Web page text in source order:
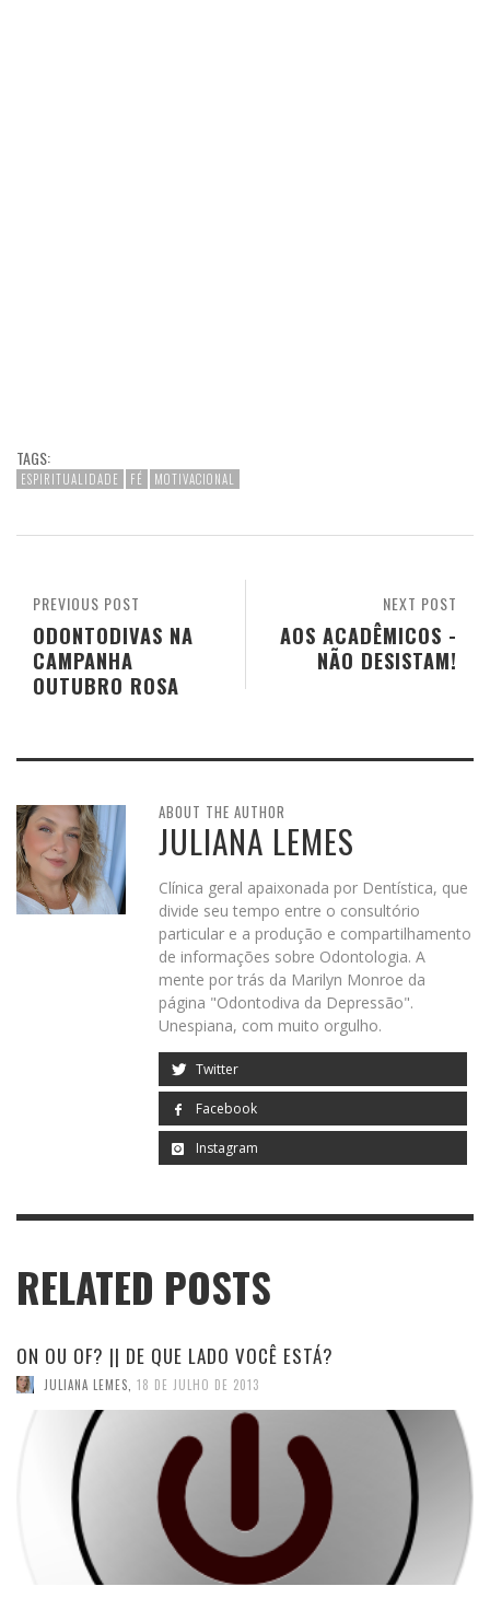
TAGS:
ESPIRITUALIDADE FÉ MOTIVACIONAL
NEXT POST
AOS ACADÊMICOS -
NÃO DESISTAM!
PREVIOUS POST
ODONTODIVAS NA
CAMPANHA
OUTUBRO ROSA
ABOUT THE AUTHOR
JULIANA LEMES
Clínica geral apaixonada por Dentística, que
divide seu tempo entre o consultório
particular e a produção e compartilhamento
de informações sobre Odontologia. A
mente por trás da Marilyn Monroe da
página "Odontodiva da Depressão".
Unespiana, com muito orgulho.
Twitter
Facebook
Instagram
RELATED POSTS
ON OU OF? || DE QUE LADO VOCÊ ESTÁ?
JULIANA LEMES, 18 DE JULHO DE 2013